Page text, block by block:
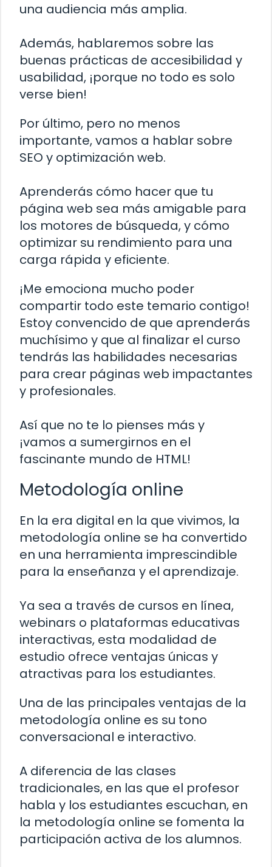
una audiencia más amplia.
Además, hablaremos sobre las
buenas prácticas de accesibilidad y
usabilidad, ¡porque no todo es solo
verse bien!
Por último, pero no menos
importante, vamos a hablar sobre
SEO y optimización web.
Aprenderás cómo hacer que tu
página web sea más amigable para
los motores de búsqueda, y cómo
optimizar su rendimiento para una
carga rápida y eficiente.
¡Me emociona mucho poder
compartir todo este temario contigo!
Estoy convencido de que aprenderás
muchísimo y que al finalizar el curso
tendrás las habilidades necesarias
para crear páginas web impactantes
y profesionales.
Así que no te lo pienses más y
¡vamos a sumergirnos en el
fascinante mundo de HTML!
Metodología online
En la era digital en la que vivimos, la
metodología online se ha convertido
en una herramienta imprescindible
para la enseñanza y el aprendizaje.
Ya sea a través de cursos en línea,
webinars o plataformas educativas
interactivas, esta modalidad de
estudio ofrece ventajas únicas y
atractivas para los estudiantes.
Una de las principales ventajas de la
metodología online es su tono
conversacional e interactivo.
A diferencia de las clases
tradicionales, en las que el profesor
habla y los estudiantes escuchan, en
la metodología online se fomenta la
participación activa de los alumnos.